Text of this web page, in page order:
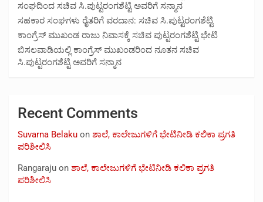
ಸಂಘದಿಂದ ಸಚಿವ ಸಿ.ಪುಟ್ಟರಂಗಶೆಟ್ಟಿ ಅವರಿಗೆ ಸನ್ಮಾನ
ಸಹಕಾರ ಸಂಘಗಳು ರೈತರಿಗೆ ವರದಾನ: ಸಚಿವ ಸಿ.ಪುಟ್ಟರಂಗಶೆಟ್ಟಿ
ಕಾಂಗ್ರೆಸ್ ಮುಖಂಡ ರಾಜು ನಿವಾಸಕ್ಕೆ ಸಚಿವ ಪುಟ್ಟರಂಗಶೆಟ್ಟಿ ಭೇಟಿ
ಬಿಸಲವಾಡಿಯಲ್ಲಿ ಕಾಂಗ್ರೆಸ್ ಮುಖಂಡರಿಂದ ನೂತನ ಸಚಿವ
ಸಿ.ಪುಟ್ಟರಂಗಶೆಟ್ಟಿ ಅವರಿಗೆ ಸನ್ಮಾನ
Recent Comments
Suvarna Belaku on ಶಾಲೆ, ಕಾಲೇಜುಗಳಿಗೆ ಭೇಟಿನೀಡಿ ಕಲಿಕಾ ಪ್ರಗತಿ
ಪರಿಶೀಲಿಸಿ
Rangaraju on ಶಾಲೆ, ಕಾಲೇಜುಗಳಿಗೆ ಭೇಟಿನೀಡಿ ಕಲಿಕಾ ಪ್ರಗತಿ
ಪರಿಶೀಲಿಸಿ